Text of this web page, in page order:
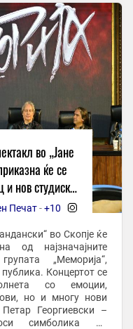
во „Јане
ќе се
и нов студиски
Печат-+10 -
во Скопје ќе
од најзначајните
„Меморија“,
публика. Концертот се
со емоции,
но и многу нови
симболика на